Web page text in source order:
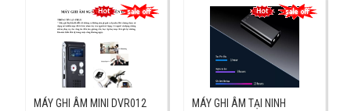
MÁY GHI ÂM MINI DVR012
MÁY GHI ÂM TẠI NINH